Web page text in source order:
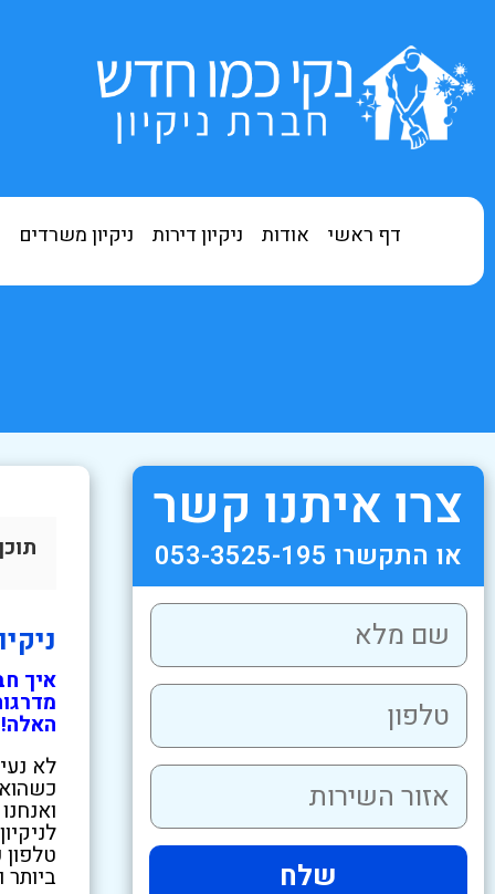
דף ראשי אודות ניקיון דירות ניקיון משרדים
איך
האלה!
לא
צרו איתנו קשר
או התקשרו 053-3525-195